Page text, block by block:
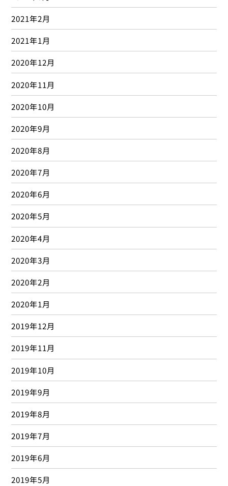
2021年2月
2021年1月
2020年12月
2020年11月
2020年10月
2020年9月
2020年8月
2020年7月
2020年6月
2020年5月
2020年4月
2020年3月
2020年2月
2020年1月
2019年12月
2019年11月
2019年10月
2019年9月
2019年8月
2019年7月
2019年6月
2019年5月